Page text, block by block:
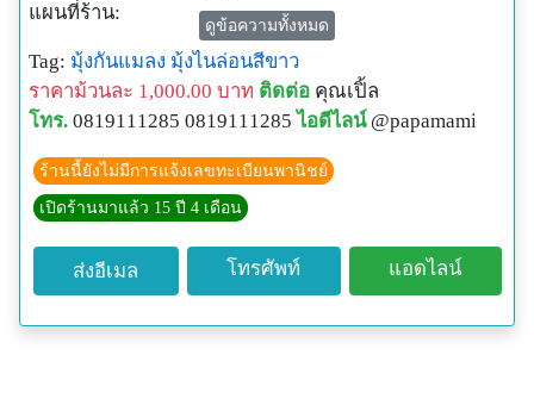
แผนที่ร้าน:
http://www.papamami.com/index.phplay=show&ac=arti
cle&Id=539360476
พิกัดGPSของร้าน:
N13o54' 12.3"
E100o24' 27.8"
ดูข้อความทั้งหมด
Tag: มุ้งกันแมลง มุ้งไนล่อนสีขาว
ราคาม้วนละ 1,000.00 บาท ติดต่อ คุณเปิ้ล
โทร. 0819111285 0819111285 ไอดีไลน์ @papamami
ร้านนี้ยังไม่มีการแจ้งเลขทะเบียนพานิชย์
เปิดร้านมาแล้ว 15 ปี 4 เดือน
ส่งอีเมล โทรศัพท์ แอดไลน์